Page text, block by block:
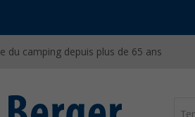
du camping depuis plus de 65 ans